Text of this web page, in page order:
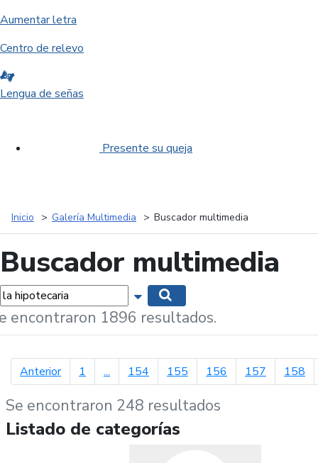
Aumentar letra
Centro de relevo
Lengua de señas
Presente su queja
Inicio Galería Multimedia Buscador multimedia
Buscador multimedia
Mostrar opciones de búsqueda
encontraron 1896 resultados.
Anteriorpágina anterior
1 ... 154 155 156 157 158
Se encontraron 248 resultados
Listado de categorías